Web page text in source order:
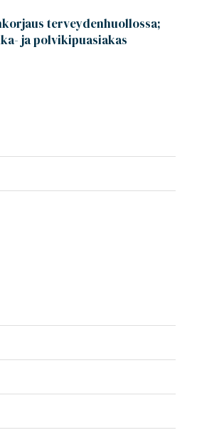
terveydenhuollossa;
ja polvikipuasiakas